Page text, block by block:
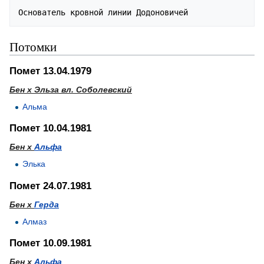
Потомки
Помет 13.04.1979
Бен х Эльза вл. Соболевский
Альма
Помет 10.04.1981
Бен х Альфа
Элька
Помет 24.07.1981
Бен х Герда
Алмаз
Помет 10.09.1981
Бен х Альфа